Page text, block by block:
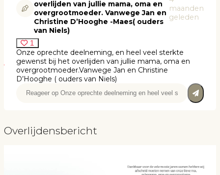
overlijden van jullie mama, oma en
overgrootmoeder. Vanwege Jan en
Christine D’Hooghe -Maes( ouders
van Niels)
maanden
geleden
1
Onze oprechte deelneming, en heel veel sterkte
gewenst bij het overlijden van jullie mama, oma en
overgrootmoeder.Vanwege Jan en Christine
D’Hooghe ( ouders van Niels)
Overlijdensbericht